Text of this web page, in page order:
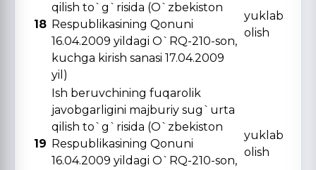
18
qilish to`g`risida (O`zbekiston
Respublikasining Qonuni
16.04.2009 yildagi O`RQ-210-son,
kuchga kirish sanasi 17.04.2009
yil)
yuklab
olish
19
Ish beruvchining fuqarolik
javobgarligini majburiy sug`urta
qilish to`g`risida (O`zbekiston
Respublikasining Qonuni
16.04.2009 yildagi O`RQ-210-son,
yuklab
olish